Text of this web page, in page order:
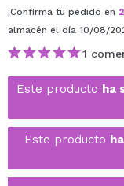
¡Confirma tu pedido en
almacén el día 10/08/
1
Este producto ha
Este producto